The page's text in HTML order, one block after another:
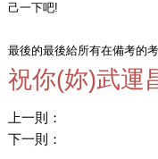
己一下吧!
最後的最後給所有在備考的
祝你(妳)武運
上一則：
下一則：